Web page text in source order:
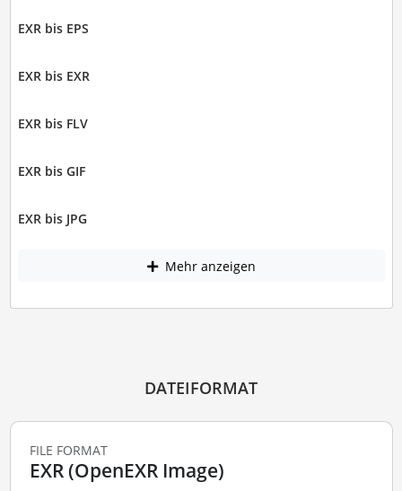
EXR bis EPS
EXR bis EXR
EXR bis FLV
EXR bis GIF
EXR bis JPG
Mehr anzeigen
DATEIFORMAT
FILE FORMAT
EXR (OpenEXR Image)